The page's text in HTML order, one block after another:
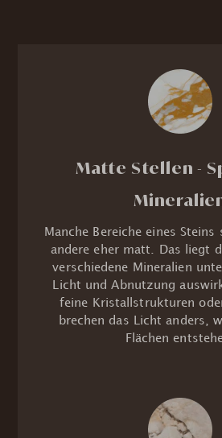
Matte Stellen -
Manche Bereiche eines
andere eher matt. Das liegt
verschiedene Mineralien
Licht und Abnutzung
feine Kristallstrukturen
brechen das Licht anders,
Flächen